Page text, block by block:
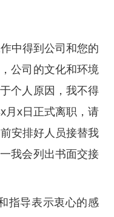
中得到公司和您的
公司的文化和环境
个人原因，我不得
月x日正式离职，请
安排好人员接替我
我会列出书面交接
指导表示衷心的感